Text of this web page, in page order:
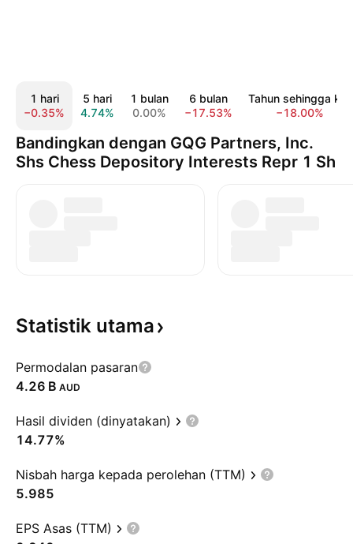
1 hari
−0.35%
5 hari
4.74%
1 bulan
0.00%
6 bulan
−17.53%
Tahun sehingga kini
−18.00%
Bandingkan dengan GQG Partners, Inc.
Shs Chess Depository Interests Repr 1 Sh
Statistik utama
Permodalan pasaran
‪4.26 B‬ AUD
Hasil dividen (dinyatakan)
14.77%
Nisbah harga kepada perolehan (TTM)
5.985
EPS Asas (TTM)